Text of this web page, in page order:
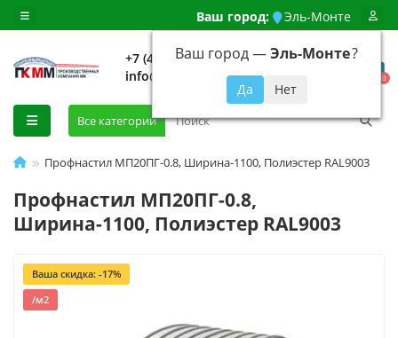
Ваш город: Эль-Монте
Ваш город —Эль-Монте?
+7 (499) 648-92-94
info@evroshtaketnikmoskva.ru
0
Все категории
Профнастил МП20ПГ-0.8, Ширина-1100, Полиэстер RAL9003
Профнастил МП20ПГ-0.8,
Ширина-1100, Полиэстер RAL9003
Ваша скидка: -17%
/м2